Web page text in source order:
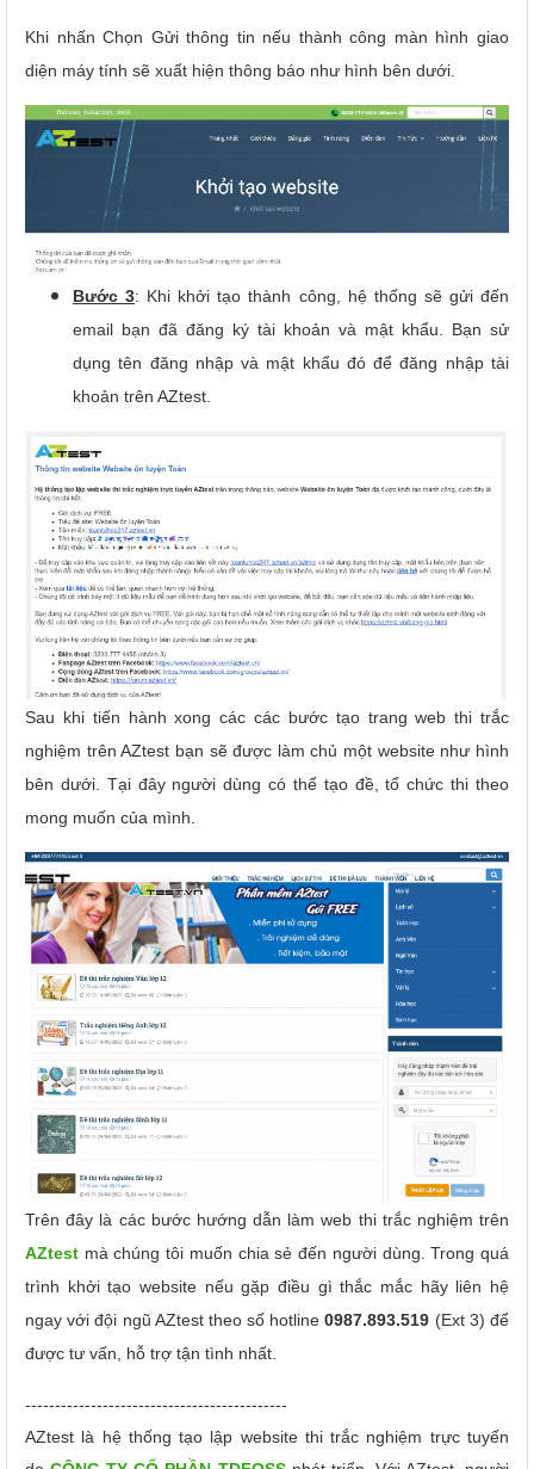
Khi nhấn Chọn Gửi thông tin nếu thành công màn hình giao
diện máy tính sẽ xuất hiện thông báo như hình bên dưới.
Bước 3: Khi khởi tạo thành công, hệ thống sẽ gửi đến
email bạn đã đăng ký tài khoản và mật khẩu. Bạn sử
dụng tên đăng nhập và mật khẩu đó để đăng nhập tài
khoản trên AZtest.
Sau khi tiến hành xong các các bước tạo trang web thi trắc
nghiệm trên AZtest bạn sẽ được làm chủ một website như hình
bên dưới. Tại đây người dùng có thể tạo đề, tổ chức thi theo
mong muốn của mình.
Trên đây là các bước hướng dẫn làm web thi trắc nghiệm trên
AZtest mà chúng tôi muốn chia sẻ đến người dùng. Trong quá
trình khởi tạo website nếu gặp điều gì thắc mắc hãy liên hệ
ngay với đội ngũ AZtest theo số hotline0987.893.519 (Ext 3) để
được tư vấn, hỗ trợ tận tình nhất.
--------------------------------------------
AZtest là hệ thống tạo lập website thi trắc nghiệm trực tuyến